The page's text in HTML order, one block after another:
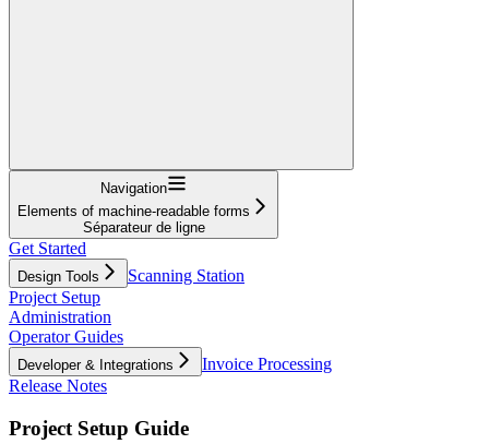
Navigation
Elements of machine-readable forms
Séparateur de ligne
Get Started
Design Tools
Scanning Station
Project Setup
Administration
Operator Guides
Developer & Integrations
Invoice Processing
Release Notes
Project Setup Guide